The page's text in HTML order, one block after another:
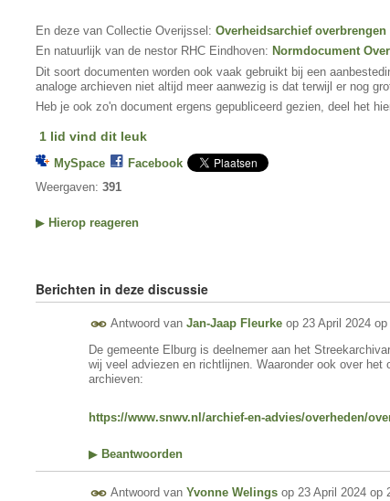
En deze van Collectie Overijssel: Overheidsarchief
En natuurlijk van de nestor RHC Eindhoven: Normdocument
Dit soort documenten worden ook vaak gebruikt bij een
analoge archieven niet altijd meer aanwezig is dat terwijl er nog
Heb je ook zo'n document ergens gepubliceerd gezien, deel het
1 lid vind dit leuk
MySpace
Facebook
Weergaven: 391
▶ Hierop reageren
Berichten in deze discussie
Antwoord van Jan-Jaap Fleurke op 23 April 2024
De gemeente Elburg is deelnemer aan het
wij veel adviezen en richtlijnen. Waaronder ook over het
archieven:
https://www.snwv.nl/archief-en-advies/overheden/
▶ Beantwoorden
Antwoord van Yvonne Welings op 23 April 2024 op